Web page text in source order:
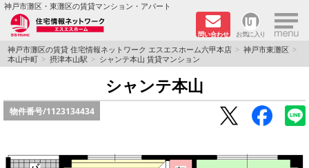
神戸市灘区・東灘区の賃貸マンション・アパート
問い合わせ お気に入り ×
TOPページ
学生さん向け物件
神戸市灘区の賃貸 住宅情報ネットワーク エスエスホーム六甲本店
神戸市東灘区
本山中町
摂津本山駅 シャンテ本山 賃貸マンション
シャンテ本山
物件番号/1123134434